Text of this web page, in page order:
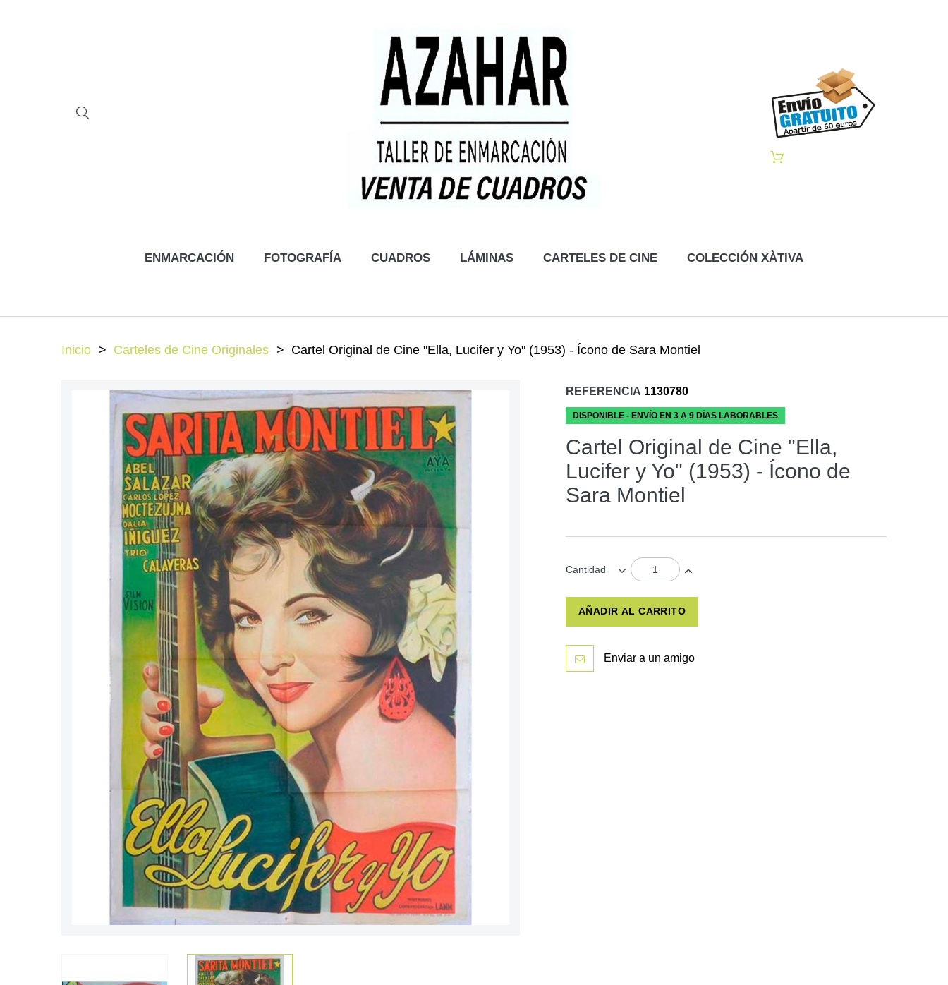
ENMARCACIÓN FOTOGRAFÍA CUADROS LÁMINAS CARTELES DE CINE COLECCIÓN XÀTIVA
Inicio Carteles de Cine Originales Cartel Original de Cine "Ella, Lucifer y Yo" (1953) - Ícono de Sara Montiel
REFERENCIA 1130780
DISPONIBLE - ENVÍO EN 3 A 9 DÍAS LABORABLES
Cartel Original de Cine "Ella,
Lucifer y Yo" (1953) - Ícono de
Sara Montiel
Cantidad
AÑADIR AL CARRITO
Enviar a un amigo